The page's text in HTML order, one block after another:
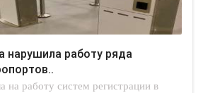
на работу систем регистрации в